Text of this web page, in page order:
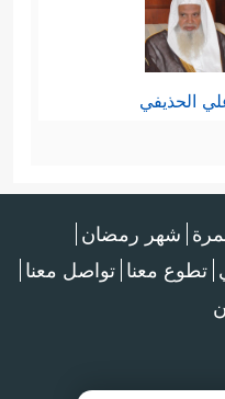
الحذيفي
شهر رمضان
تطوع معنا تواصل معنا